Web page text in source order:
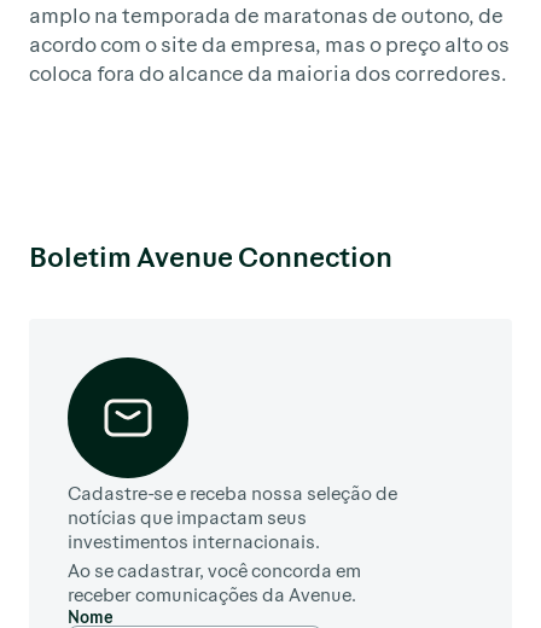
amplo na temporada de maratonas de outono, de
acordo com o site da empresa, mas o preço alto os
coloca fora do alcance da maioria dos corredores.
Boletim Avenue Connection
Cadastre-se e receba nossa seleção de
notícias que impactam seus
investimentos internacionais.
Ao se cadastrar, você concorda em
receber comunicações da Avenue.
Nome